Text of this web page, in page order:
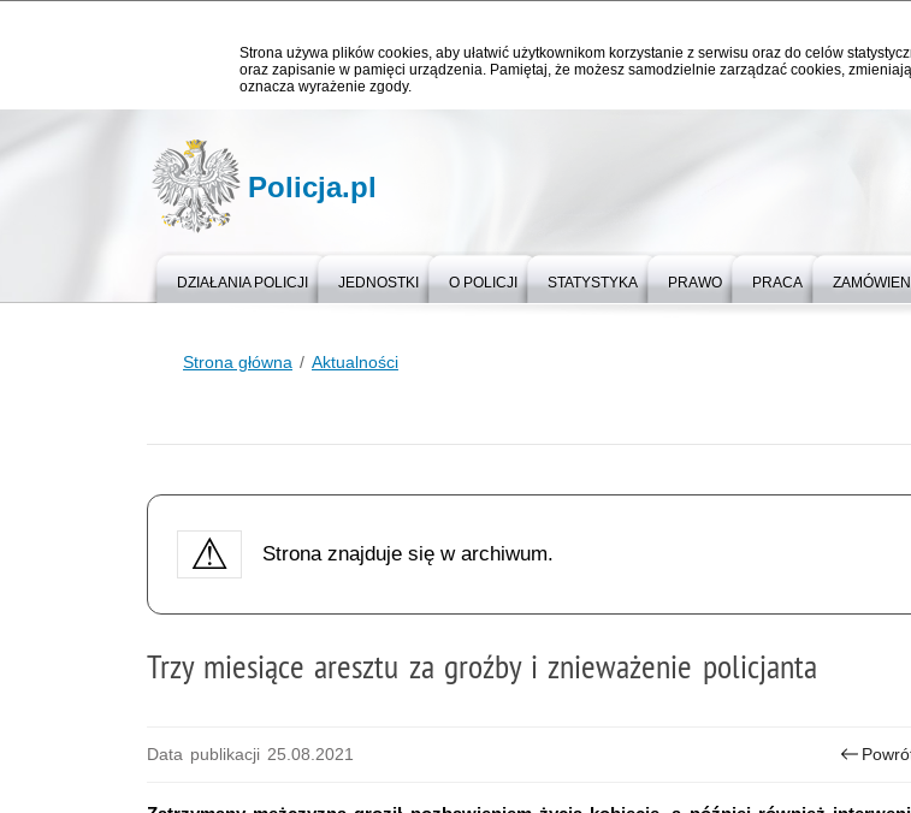
Strona używa plików cookies, aby ułatwić użytkownikom korzystanie z serwisu oraz do celów
oraz zapisanie w pamięci urządzenia. Pamiętaj, że możesz samodzielnie zarządzać cookies,
oznacza wyrażenie zgody.
Policja.pl
DZIAŁANIA POLICJI JEDNOSTKI O POLICJI STATYSTYKA PRAWO PRACA
Strona główna Aktualności
Strona znajduje się w archiwum.
Trzy miesiące aresztu za groźby i znieważenie policjanta
Data publikacji 25.08.2021